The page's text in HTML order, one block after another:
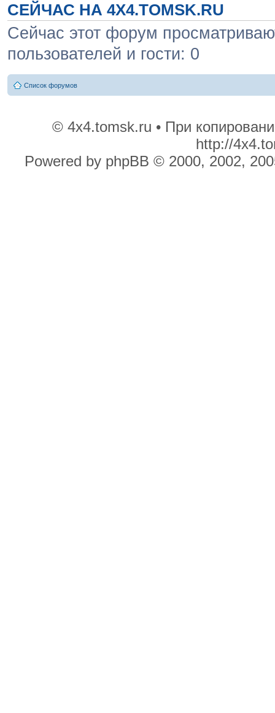
СЕЙЧАС НА 4X4.TOMSK.RU
Сейчас этот форум
пользователей и гости: 0
Список форумов
© 4x4.tomsk.ru • При
http://
Powered by phpBB © 2000, 2002,